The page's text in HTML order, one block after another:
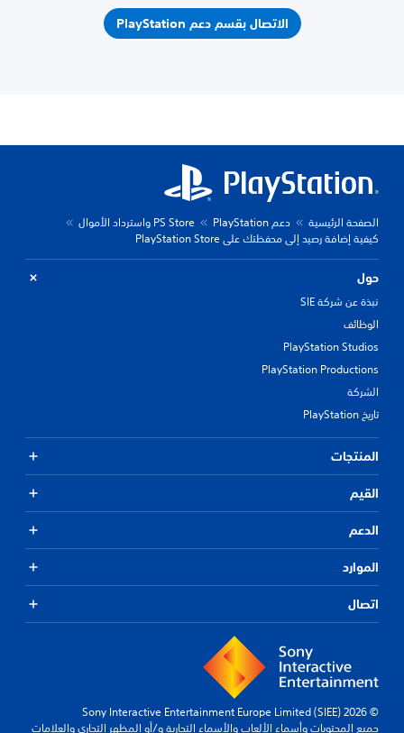
الاتصال بقسم دعم PlayStation
الصفحة الرئيسية دعم PlayStation
PS Store واسترداد الأموال
كيفية إضافة رصيد إلى محفظتك على PlayStation Store
حول
نبذة عن شركة SIE
الوظائف
PlayStation Studios
PlayStation Productions
الشركة
تاريخ PlayStation
المنتجات
القيم
الدعم
الموارد
اتصال
© 2026 Sony Interactive Entertainment Europe Limited (SIEE)
جميع المحتويات وأسماء الألعاب والأسماء التجارية و/أو المظهر التجاري والعلامات